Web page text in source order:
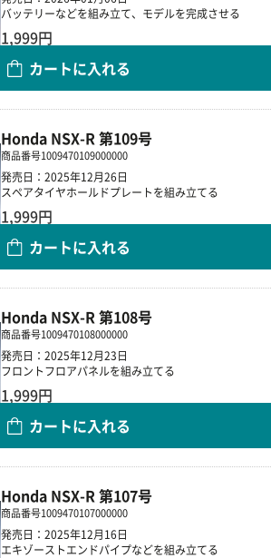
バッテリーなどを組み立て、モデルを完成させる
1,999円
カートに入れる
Honda NSX-R 第109号
商品番号1009470109000000
発売日：2025年12月26日
スペアタイヤホールドプレートを組み立てる
1,999円
カートに入れる
Honda NSX-R 第108号
商品番号1009470108000000
発売日：2025年12月23日
フロントフロアパネルを組み立てる
1,999円
カートに入れる
Honda NSX-R 第107号
商品番号1009470107000000
発売日：2025年12月16日
エキゾーストエンドパイプなどを組み立てる